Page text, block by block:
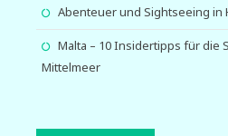
Abenteuer und Sightseeing in
Malta – 10 Insidertipps für die
Mittelmeer